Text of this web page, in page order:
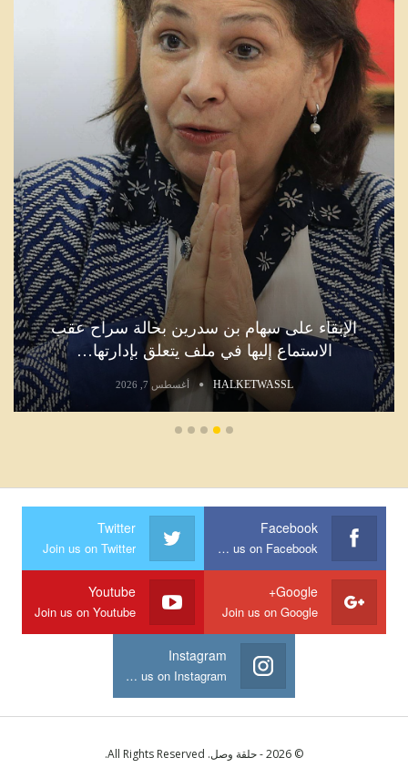
الإبقاء على سهام بن سدرين بحالة سراح عقب
الاستماع إليها في ملف يتعلق بإدارتها…
HALKETWASSL أغسطس 7, 2026
Facebook
Join us on Facebook
Twitter
Join us on Twitter
Google+
Join us on Google
Youtube
Join us on Youtube
Instagram
Join us on Instagram
© 2026 - حلقة وصل. All Rights Reserved.